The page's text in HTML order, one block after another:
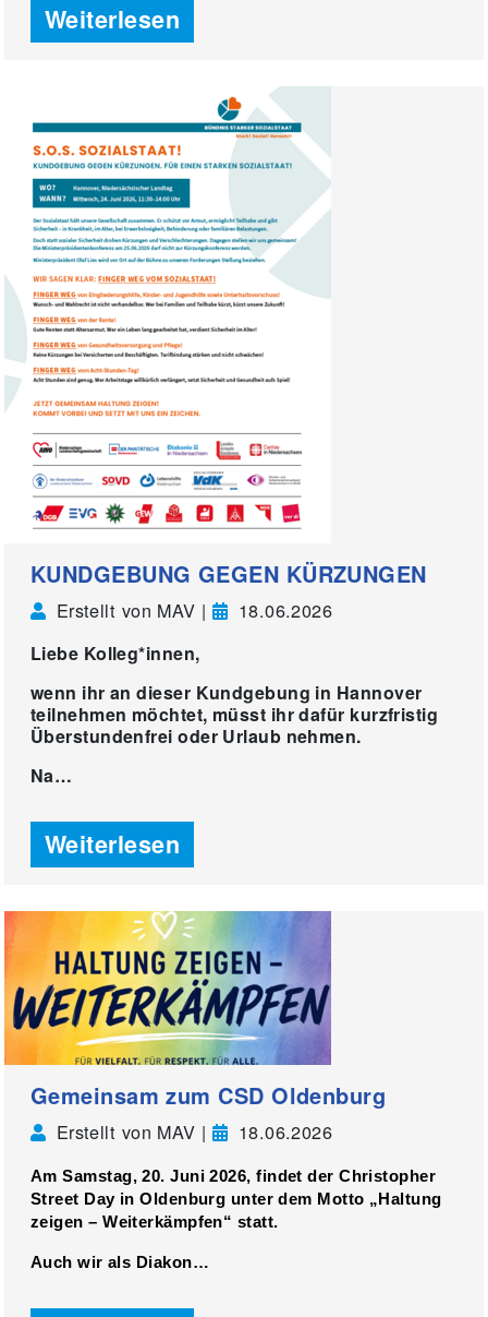
Weiterlesen
KUNDGEBUNG GEGEN KÜRZUNGEN
Erstellt von MAV | 18.06.2026
Liebe Kolleg*innen,
wenn ihr an dieser Kundgebung in Hannover
teilnehmen möchtet, müsst ihr dafür kurzfristig
Überstundenfrei oder Urlaub nehmen.
Na…
Weiterlesen
Gemeinsam zum CSD Oldenburg
Erstellt von MAV | 18.06.2026
AmSamstag, 20. Juni 2026, findet der Christopher
Street Day in Oldenburg unter dem Motto „Haltung
zeigen – Weiterkämpfen“ statt.
Auch wir als Diakon…